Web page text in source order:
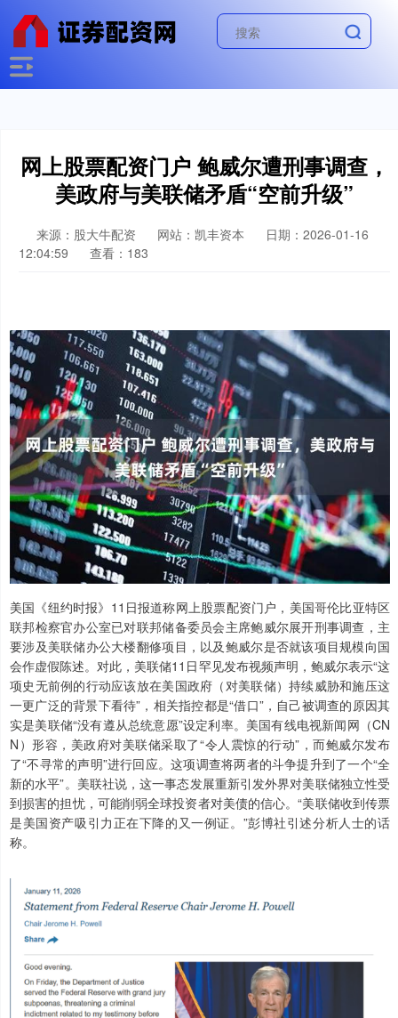
网上股票配资门户 鲍威尔遭刑事调查，
美政府与美联储矛盾“空前升级”
来源：股大牛配资 网站：凯丰资本
日期：2026-01-16
12:04:59
查看：183
美国《纽约时报》11日报道称网上股票配资门户，美国哥伦比亚特区
联邦检察官办公室已对联邦储备委员会主席鲍威尔展开刑事调查，主
要涉及美联储办公大楼翻修项目，以及鲍威尔是否就该项目规模向国
会作虚假陈述。对此，美联储11日罕见发布视频声明，鲍威尔表示“这
项史无前例的行动应该放在美国政府（对美联储）持续威胁和施压这
一更广泛的背景下看待”，相关指控都是“借口”，自己被调查的原因其
实是美联储“没有遵从总统意愿”设定利率。美国有线电视新闻网（CN
N）形容，美政府对美联储采取了“令人震惊的行动”，而鲍威尔发布
了“不寻常的声明”进行回应。这项调查将两者的斗争提升到了一个“全
新的水平”。美联社说，这一事态发展重新引发外界对美联储独立性受
到损害的担忧，可能削弱全球投资者对美债的信心。“美联储收到传票
是美国资产吸引力正在下降的又一例证。”彭博社引述分析人士的话
称。